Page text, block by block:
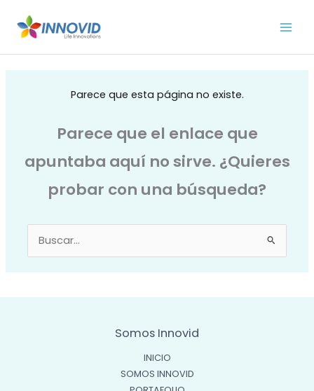
Parece que esta página no existe.
Parece que el enlace que
apuntaba aquí no sirve. ¿Quieres
probar con una búsqueda?
Buscar
por:
Somos Innovid
INICIO
SOMOS INNOVID